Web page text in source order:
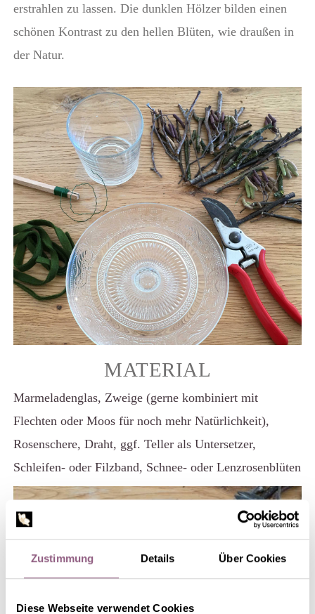
Zustimmung Details Über Cookies
Diese Webseite verwendet Cookies
erstrahlen zu lassen. Die dunklen Hölzer bilden einen
schönen Kontrast zu den hellen Blüten, wie draußen in
der Natur.
MATERIAL
Marmeladenglas, Zweige (gerne kombiniert mit
Flechten oder Moos für noch mehr Natürlichkeit),
Rosenschere, Draht, ggf. Teller als Untersetzer,
Schleifen- oder Filzband, Schnee- oder Lenzrosenblüten